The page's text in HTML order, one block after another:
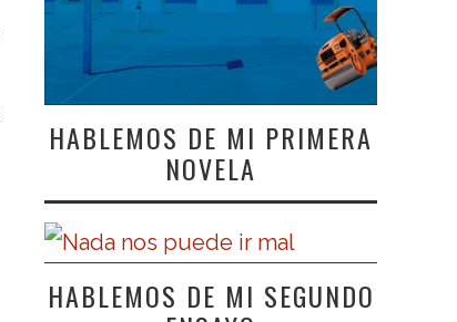
HABLEMOS DE MI PRIMERA
NOVELA
HABLEMOS DE MI SEGUNDO